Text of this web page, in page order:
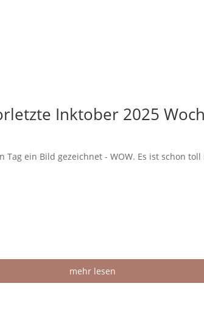
Inktober 2025
ein Bild gezeichnet - WOW. Es ist schon
mehr lesen